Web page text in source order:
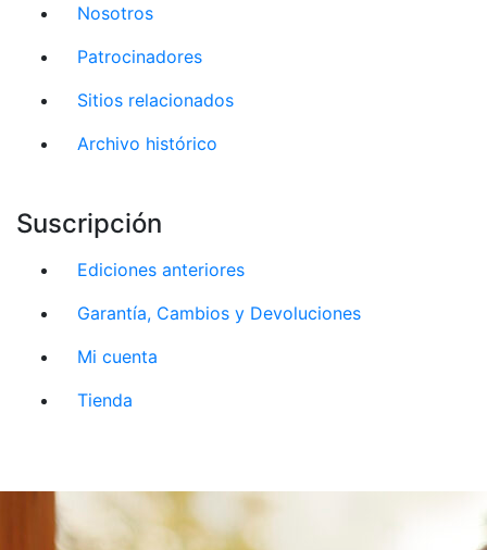
Nosotros
Patrocinadores
Sitios relacionados
Archivo histórico
Suscripción
Ediciones anteriores
Garantía, Cambios y Devoluciones
Mi cuenta
Tienda